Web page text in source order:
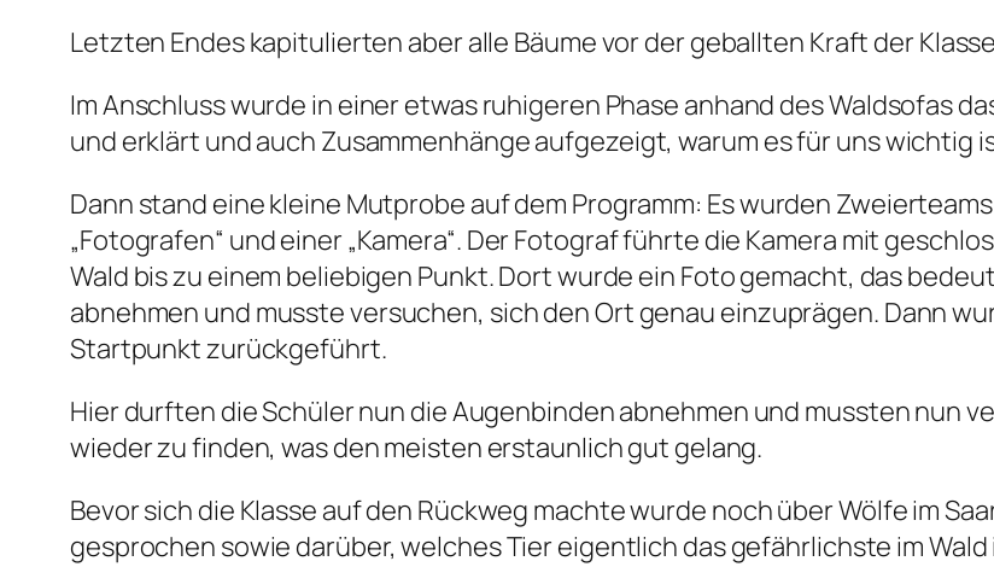
Letzten Endes kapitulierten aber alle Bäume vor der geballten Kraft der
Im Anschluss wurde in einer etwas ruhigeren Phase anhand des Waldsofas
und erklärt und auch Zusammenhänge aufgezeigt, warum es für uns wichtig
Dann stand eine kleine Mutprobe auf dem Programm: Es wurden
„Fotografen“ und einer „Kamera“. Der Fotograf führte die Kamera mit
Wald bis zu einem beliebigen Punkt. Dort wurde ein Foto gemacht, das
abnehmen und musste versuchen, sich den Ort genau einzuprägen. Dann
Startpunkt zurückgeführt.
Hier durften die Schüler nun die Augenbinden abnehmen und mussten nun
wieder zu finden, was den meisten erstaunlich gut gelang.
Bevor sich die Klasse auf den Rückweg machte wurde noch über Wölfe im
gesprochen sowie darüber, welches Tier eigentlich das gefährlichste im Wald